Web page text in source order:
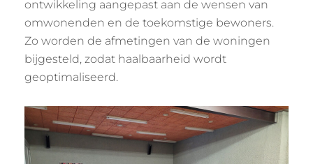
ontwikkeling aangepast aan de wensen van
omwonenden en de toekomstige bewoners.
Zo worden de afmetingen van de woningen
bijgesteld, zodat haalbaarheid wordt
geoptimaliseerd.